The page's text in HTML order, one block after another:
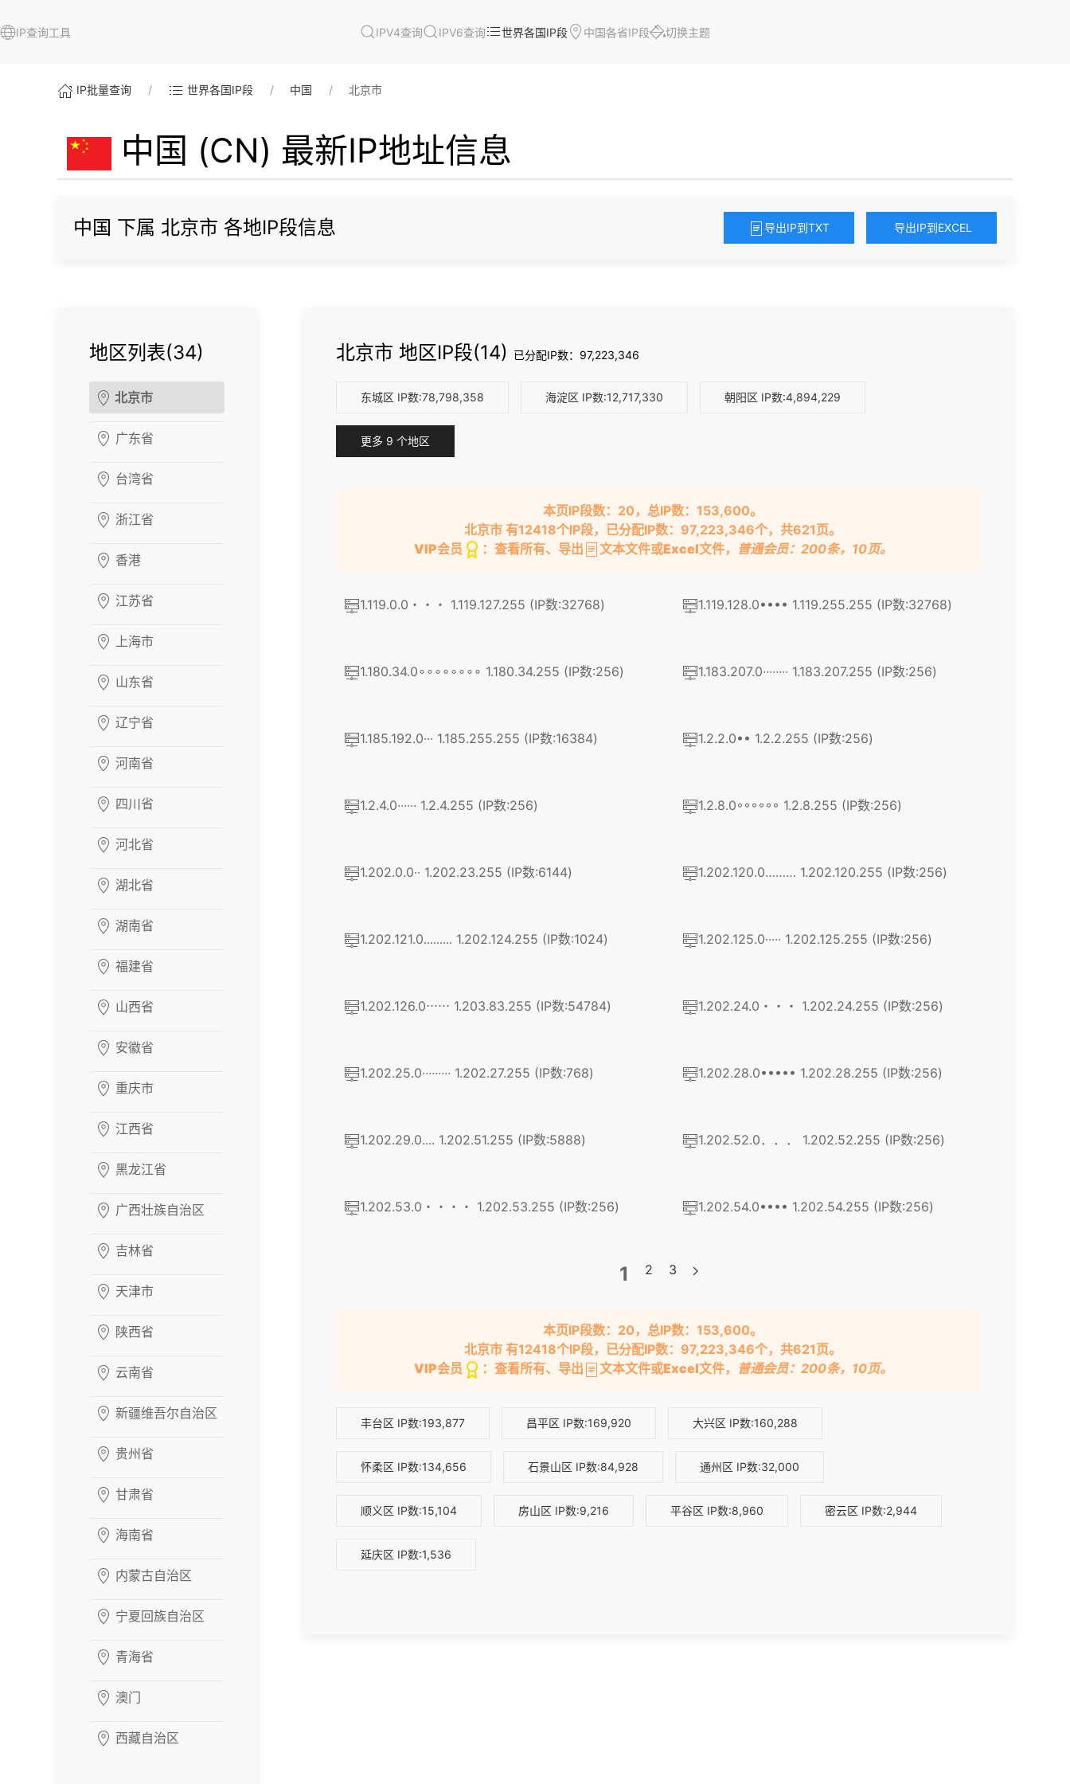
IP查询工具 IPV4查询 IPV6查询 世界各国IP段 中国各省IP段 切换主题
IP批量查询 世界各国IP段 中国 北京市
中国 (CN) 最新IP地址信息
中国 下属 北京市 各地IP段信息 导出IP到TXT 导出IP到EXCEL
地区列表(34)
北京市
广东省
台湾省
浙江省
香港
江苏省
上海市
山东省
辽宁省
河南省
四川省
河北省
湖北省
湖南省
福建省
山西省
安徽省
重庆市
江西省
黑龙江省
广西壮族自治区
吉林省
天津市
陕西省
云南省
新疆维吾尔自治区
贵州省
甘肃省
海南省
内蒙古自治区
宁夏回族自治区
青海省
澳门
西藏自治区
北京市 地区IP段(14) 已分配IP数：97,223,346
东城区 IP数:78,798,358 海淀区 IP数:12,717,330 朝阳区 IP数:4,894,229
更多 9 个地区
本页IP段数：20，总IP数：153,600。
北京市 有12418个IP段，已分配IP数：97,223,346个，共621页。
VIP会员
：查看所有、导出 文本文件或Excel文件， 普通会员：200条，10页。
1.119.0.0・・・ 1.119.127.255 (IP数:32768) 1.119.128.0•••• 1.119.255.255 (IP数:32768)
1.180.34.0∘∘∘∘∘∘∘∘ 1.180.34.255 (IP数:256) 1.183.207.0∙∙∙∙∙∙∙∙ 1.183.207.255 (IP数:256)
1.185.192.0··· 1.185.255.255 (IP数:16384) 1.2.2.0•• 1.2.2.255 (IP数:256)
1.2.4.0∙∙∙∙∙∙ 1.2.4.255 (IP数:256) 1.2.8.0◦◦◦◦◦◦ 1.2.8.255 (IP数:256)
1.202.0.0∙∙ 1.202.23.255 (IP数:6144) 1.202.120.0……… 1.202.120.255 (IP数:256)
1.202.121.0․․․․․․․․․ 1.202.124.255 (IP数:1024) 1.202.125.0∙∙∙∙∙ 1.202.125.255 (IP数:256)
1.202.126.0⋅⋅⋅⋅⋅⋅ 1.203.83.255 (IP数:54784) 1.202.24.0・・・ 1.202.24.255 (IP数:256)
1.202.25.0∙∙∙∙∙∙∙∙∙ 1.202.27.255 (IP数:768) 1.202.28.0••••• 1.202.28.255 (IP数:256)
1.202.29.0.... 1.202.51.255 (IP数:5888) 1.202.52.0．．． 1.202.52.255 (IP数:256)
1.202.53.0・・・・ 1.202.53.255 (IP数:256) 1.202.54.0•••• 1.202.54.255 (IP数:256)
1 2 3
本页IP段数：20，总IP数：153,600。
北京市 有12418个IP段，已分配IP数：97,223,346个，共621页。
VIP会员
：查看所有、导出 文本文件或Excel文件， 普通会员：200条，10页。
丰台区 IP数:193,877 昌平区 IP数:169,920 大兴区 IP数:160,288
怀柔区 IP数:134,656 石景山区 IP数:84,928 通州区 IP数:32,000
顺义区 IP数:15,104 房山区 IP数:9,216 平谷区 IP数:8,960 密云区 IP数:2,944
延庆区 IP数:1,536